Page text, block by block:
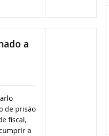
a
de prisão
fiscal,
a